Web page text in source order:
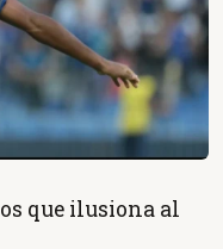
que ilusiona al